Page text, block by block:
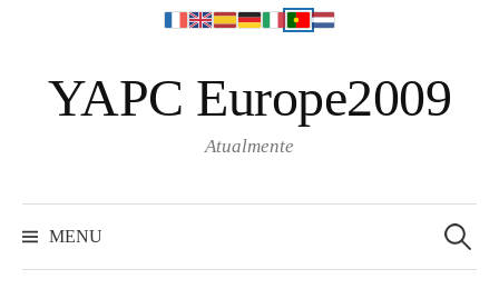
o
c
YAPC Europe2009
Atualmente
MENU
e
a